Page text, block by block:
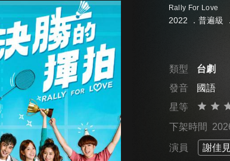
Rally For Love
2022 ． 普遍級
類型
台劇
發音
國語
星等
下架時間
演員 謝佳見